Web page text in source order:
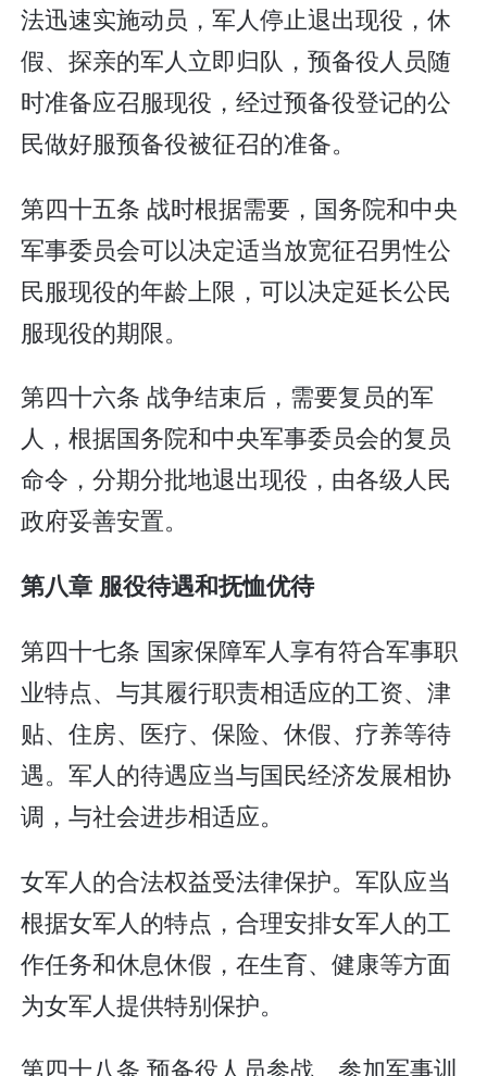
法迅速实施动员，军人停止退出现役，休
假、探亲的军人立即归队，预备役人员随
时准备应召服现役，经过预备役登记的公
民做好服预备役被征召的准备。
第四十五条 战时根据需要，国务院和中央
军事委员会可以决定适当放宽征召男性公
民服现役的年龄上限，可以决定延长公民
服现役的期限。
第四十六条 战争结束后，需要复员的军
人，根据国务院和中央军事委员会的复员
命令，分期分批地退出现役，由各级人民
政府妥善安置。
第八章 服役待遇和抚恤优待
第四十七条 国家保障军人享有符合军事职
业特点、与其履行职责相适应的工资、津
贴、住房、医疗、保险、休假、疗养等待
遇。军人的待遇应当与国民经济发展相协
调，与社会进步相适应。
女军人的合法权益受法律保护。军队应当
根据女军人的特点，合理安排女军人的工
作任务和休息休假，在生育、健康等方面
为女军人提供特别保护。
第四十八条 预备役人员参战、参加军事训